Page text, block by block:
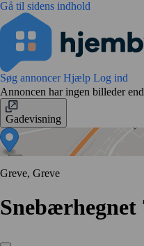
Gå til sidens indhold
Søg annoncerHjælp Log ind
Annoncen har ingen billeder
Gadevisning
Greve, Greve
Snebærhegnet